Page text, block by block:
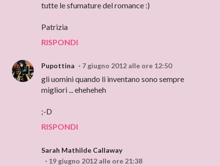
tutte le sfumature del romance :)
Patrizia
RISPONDI
Pupottina 7 giugno 2012 alle ore 12:50
gli uomini quando li inventano sono sempre
migliori ... eheheheh
;-D
RISPONDI
Sarah Mathilde Callaway
19 giugno 2012 alle ore 21:38